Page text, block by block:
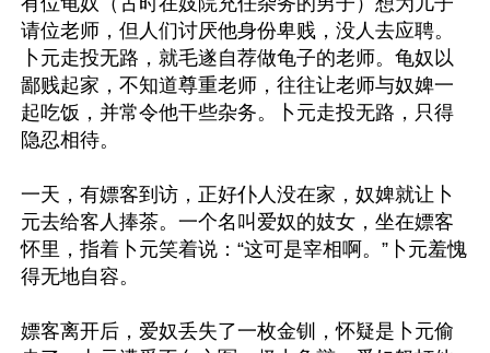
请位老师，但人们讨厌他身份卑贱，没人去应聘。
卜元走投无路，就毛遂自荐做龟子的老师。龟奴以
鄙贱起家，不知道尊重老师，往往让老师与奴婢一
起吃饭，并常令他干些杂务。卜元走投无路，只得
隐忍相待。
一天，有嫖客到访，正好仆人没在家，奴婢就让卜
元去给客人捧茶。一个名叫爱奴的妓女，坐在嫖客
怀里，指着卜元笑着说：“这可是宰相啊。”卜元羞愧
得无地自容。
嫖客离开后，爱奴丢失了一枚金钏，怀疑是卜元偷